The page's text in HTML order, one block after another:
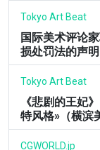
Tokyo Art Beat
国际美术评论
损处罚法的声明
Tokyo Art Beat
《悲剧的王妃
特风格»（横滨
CGWORLD.jp